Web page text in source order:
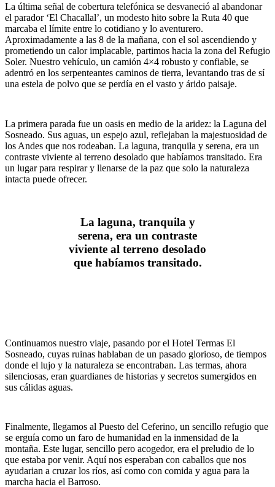
La última señal de cobertura telefónica se desvaneció al abandonar
el parador ‘El Chacallal’, un modesto hito sobre la Ruta 40 que
marcaba el límite entre lo cotidiano y lo aventurero.
Aproximadamente a las 8 de la mañana, con el sol ascendiendo y
prometiendo un calor implacable, partimos hacia la zona del Refugio
Soler. Nuestro vehículo, un camión 4×4 robusto y confiable, se
adentró en los serpenteantes caminos de tierra, levantando tras de sí
una estela de polvo que se perdía en el vasto y árido paisaje.
La primera parada fue un oasis en medio de la aridez: la Laguna del
Sosneado. Sus aguas, un espejo azul, reflejaban la majestuosidad de
los Andes que nos rodeaban. La laguna, tranquila y serena, era un
contraste viviente al terreno desolado que habíamos transitado. Era
un lugar para respirar y llenarse de la paz que solo la naturaleza
intacta puede ofrecer.
La laguna, tranquila y
serena, era un contraste
viviente al terreno desolado
que habíamos transitado.
Continuamos nuestro viaje, pasando por el Hotel Termas El
Sosneado, cuyas ruinas hablaban de un pasado glorioso, de tiempos
donde el lujo y la naturaleza se encontraban. Las termas, ahora
silenciosas, eran guardianes de historias y secretos sumergidos en
sus cálidas aguas.
Finalmente, llegamos al Puesto del Ceferino, un sencillo refugio que
se erguía como un faro de humanidad en la inmensidad de la
montaña. Este lugar, sencillo pero acogedor, era el preludio de lo
que estaba por venir. Aquí nos esperaban con caballos que nos
ayudarian a cruzar los ríos, así como con comida y agua para la
marcha hacia el Barroso.